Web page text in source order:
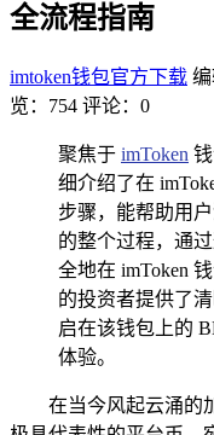
全流程指南
imtoken钱包官方下载 编
览：754 评论：0
聚焦于 imToken
细介绍了在
步骤，能帮助用
的整个过程，通
全地在 imToken
的投资者提供了
启在该钱包上的
体验。
在当今风起云涌的